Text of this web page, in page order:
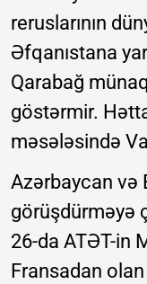
reruslarının
Əfqanıstana
Qarabağ
göstərmir.
məsələsində
Azərbaycan və
görüşdürməyə
26-da ATƏT-in
Fransadan